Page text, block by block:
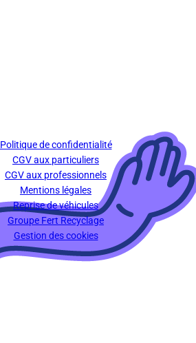
Politique de confidentialité
CGV aux particuliers
CGV aux professionnels
Mentions légales
Reprise de véhicules
Groupe Fert Recyclage
Gestion des cookies